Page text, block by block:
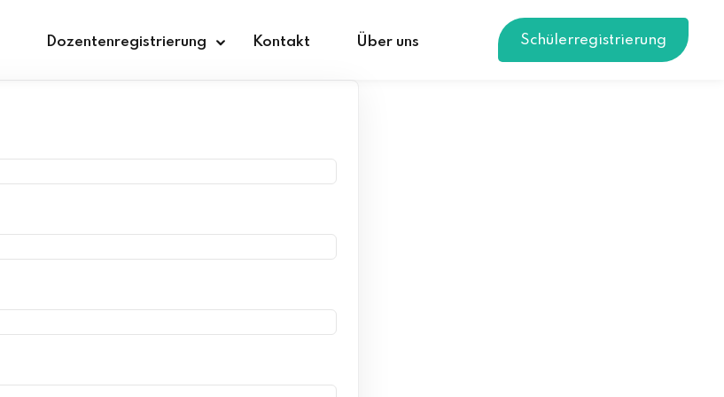
Dozentenregistrierung Kontakt Über uns Schülerregistrierung
Sign in
Don’t have an account?Sign up